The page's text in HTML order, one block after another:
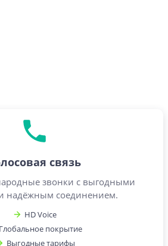
связь
звонки с выгодными
надёжным соединением.
HD Voice
Глобальное покрытие
Выгодные тарифы